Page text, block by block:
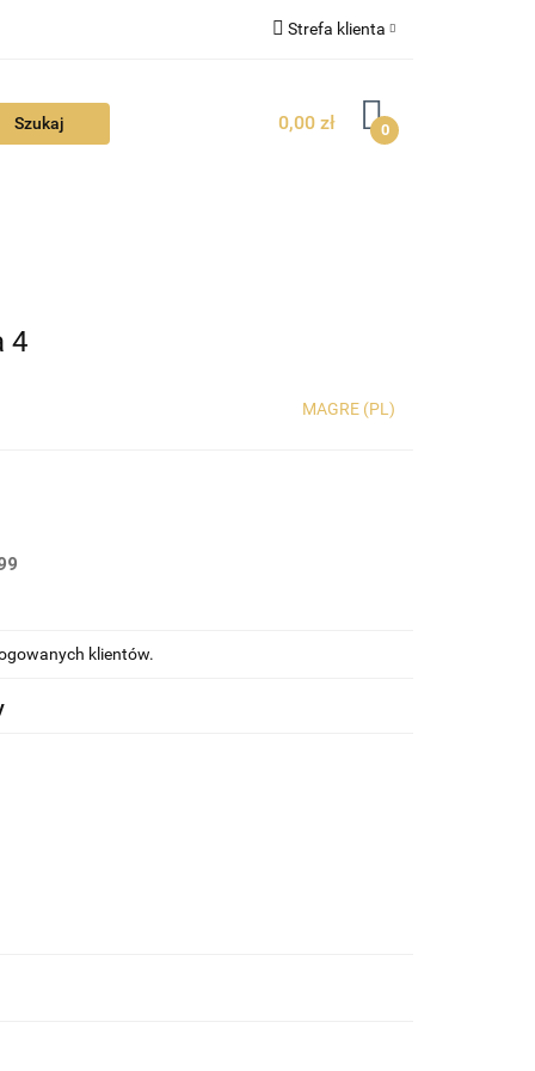
Strefa klienta
Zarejestruj się
0,00 zł 0
4
MAGRE (PL)
klientów.